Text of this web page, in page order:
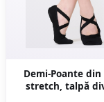
Demi-Poante din
stretch, talpă